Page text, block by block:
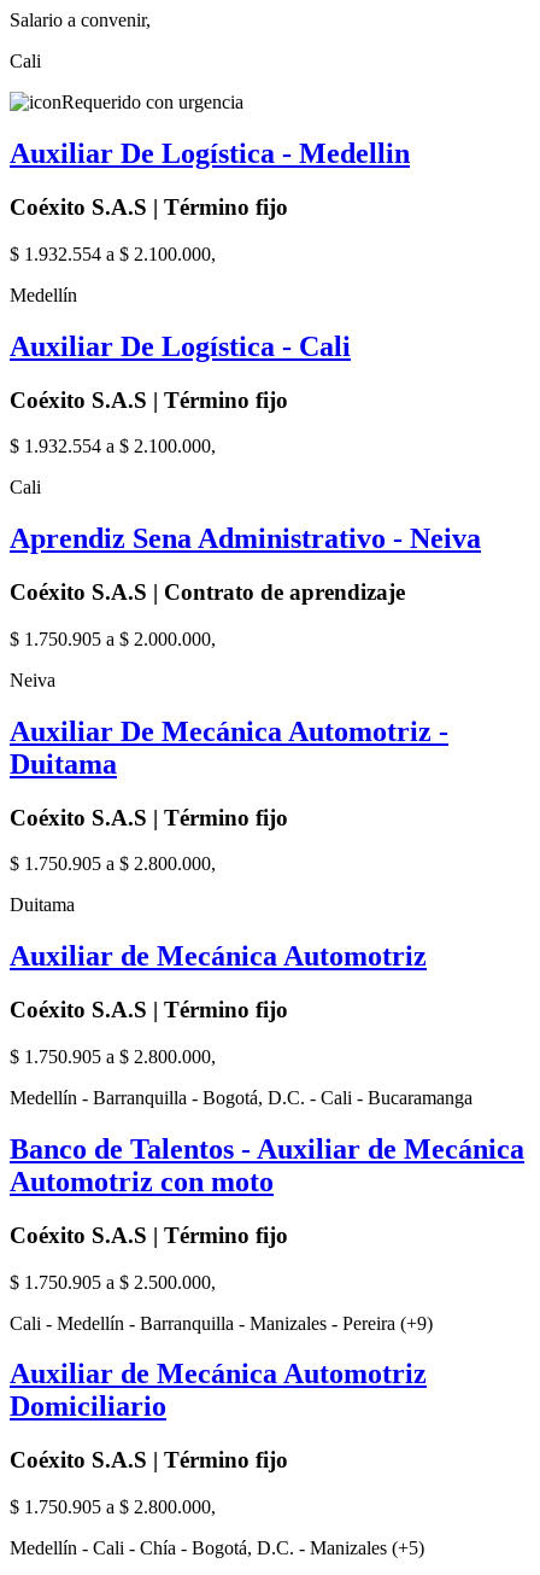
Salario a convenir,
Cali
Requerido con urgencia
Auxiliar De Logística - Medellin
Coéxito S.A.S | Término fijo
$ 1.932.554 a $ 2.100.000,
Medellín
Auxiliar De Logística - Cali
Coéxito S.A.S | Término fijo
$ 1.932.554 a $ 2.100.000,
Cali
Aprendiz Sena Administrativo - Neiva
Coéxito S.A.S | Contrato de aprendizaje
$ 1.750.905 a $ 2.000.000,
Neiva
Auxiliar De Mecánica Automotriz -
Duitama
Coéxito S.A.S | Término fijo
$ 1.750.905 a $ 2.800.000,
Duitama
Auxiliar de Mecánica Automotriz
Coéxito S.A.S | Término fijo
$ 1.750.905 a $ 2.800.000,
Medellín - Barranquilla - Bogotá, D.C. - Cali - Bucaramanga
Banco de Talentos - Auxiliar de Mecánica
Automotriz con moto
Coéxito S.A.S | Término fijo
$ 1.750.905 a $ 2.500.000,
Cali - Medellín - Barranquilla - Manizales - Pereira (+9)
Auxiliar de Mecánica Automotriz
Domiciliario
Coéxito S.A.S | Término fijo
$ 1.750.905 a $ 2.800.000,
Medellín - Cali - Chía - Bogotá, D.C. - Manizales (+5)